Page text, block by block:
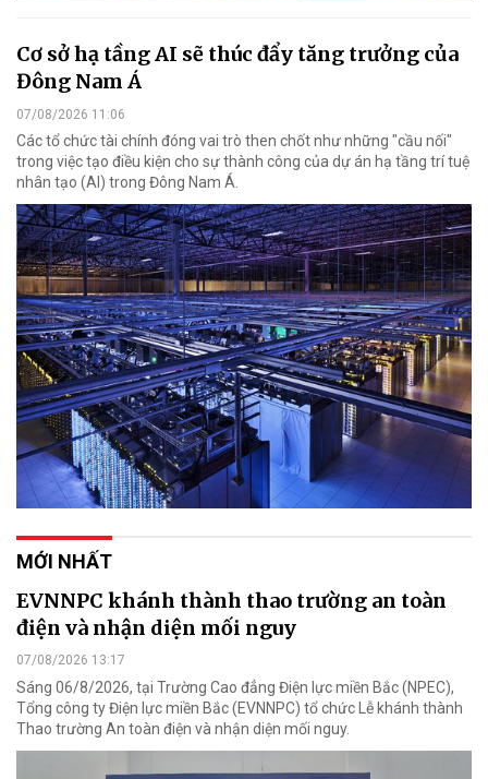
Cơ sở hạ tầng AI sẽ thúc đẩy tăng trưởng của
Đông Nam Á
07/08/2026 11:06
Các tổ chức tài chính đóng vai trò then chốt như những "cầu nối"
trong việc tạo điều kiện cho sự thành công của dự án hạ tầng trí tuệ
nhân tạo (AI) trong Đông Nam Á.
MỚI NHẤT
EVNNPC khánh thành thao trường an toàn
điện và nhận diện mối nguy
07/08/2026 13:17
Sáng 06/8/2026, tại Trường Cao đẳng Điện lực miền Bắc (NPEC),
Tổng công ty Điện lực miền Bắc (EVNNPC) tổ chức Lễ khánh thành
Thao trường An toàn điện và nhận diện mối nguy.